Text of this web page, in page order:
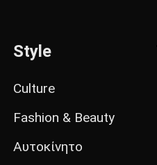
Style
Culture
Fashion & Beauty
Αυτοκίνητο